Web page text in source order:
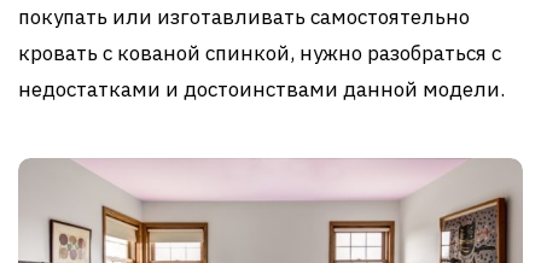
покупать или изготавливать самостоятельно
кровать с кованой спинкой, нужно разобраться с
недостатками и достоинствами данной модели.